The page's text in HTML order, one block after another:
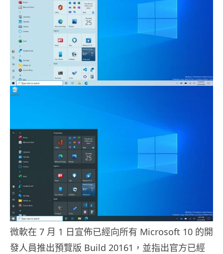
微軟在 7 月 1 日宣佈已經向所有 Microsoft 10 的開
發人員推出預覽版 Build 20161，並指出官方已經